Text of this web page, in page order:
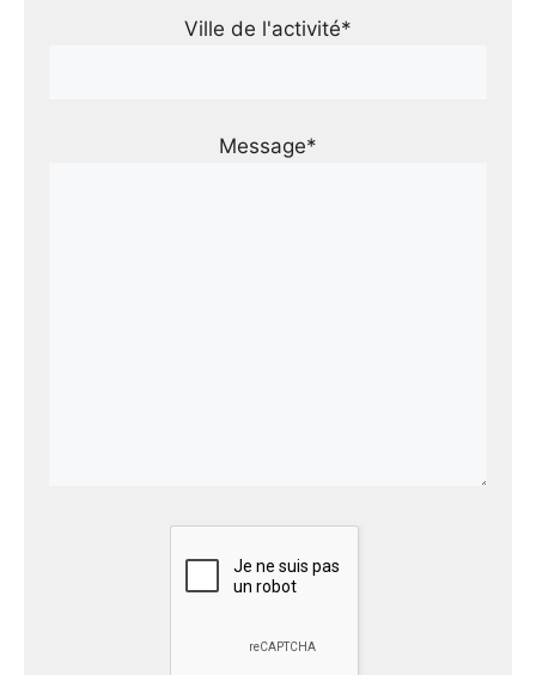
Ville de l'activité*
Message*